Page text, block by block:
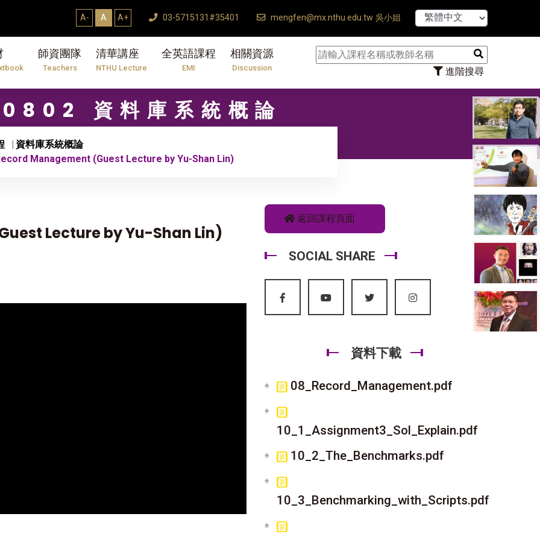
A- A A+ 03-5715131#35401 mengfen@mx.nthu.edu.tw 吳小姐
師資團隊
Teachers
清華講座
NTHU Lecture
全英語課程
EMI
相關資源
Discussion 進階搜尋
【7/31】
資料庫系統概論
資料庫系統概論
Management (Guest Lecture by Yu-Shan Lin)
Lecture by Yu-Shan Lin)
返回課程頁面
SOCIAL SHARE
資料下載
08_Record_Management.pdf
10_1_Assignment3_Sol_Explain.pdf
10_2_The_Benchmarks.pdf
10_3_Benchmarking_with_Scripts.pdf